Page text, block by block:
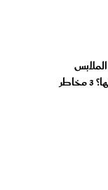
الجديدة بعد شرائها؟ 3 مخاطر